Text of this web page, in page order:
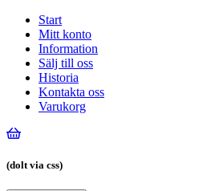
Start
Mitt konto
Information
Sälj till oss
Historia
Kontakta oss
Varukorg
(dolt via css)